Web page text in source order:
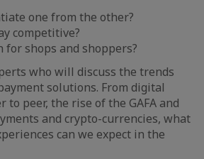
one from the other?
competitive?
for shops and shoppers?
who will discuss the trends
solutions. From digital
peer, the rise of the GAFA and
and crypto-currencies, what
can we expect in the